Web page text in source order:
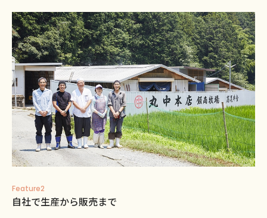
Feature2
自社で生産から販売まで